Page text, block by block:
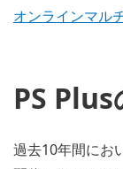
オンラインマル
PS
過去10年間にお